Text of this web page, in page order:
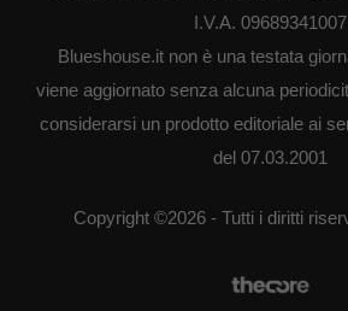
I.V.A. 09689341007
Blueshouse.it non è una testata
viene aggiornato senza alcuna
considerarsi un prodotto editoriale ai
del 07.03.2001
Copyright ©2026 - Tutti i diritti